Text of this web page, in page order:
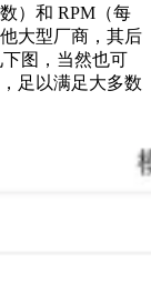
）和 RPM（每
大型厂商，其后
图，当然也可
足以满足大多数